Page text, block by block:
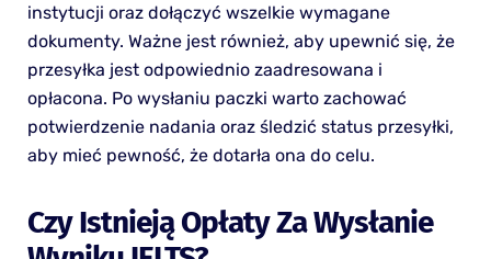
instytucji oraz dołączyć wszelkie wymagane
dokumenty. Ważne jest również, aby upewnić się, że
przesyłka jest odpowiednio zaadresowana i
opłacona. Po wysłaniu paczki warto zachować
potwierdzenie nadania oraz śledzić status przesyłki,
aby mieć pewność, że dotarła ona do celu.
Czy Istnieją Opłaty Za Wysłanie